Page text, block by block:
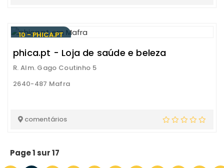
10 - PHICA.PT
phica.pt - Loja de saúde e beleza
R. Alm. Gago Coutinho 5
2640-487 Mafra
comentários
Page 1 sur 17